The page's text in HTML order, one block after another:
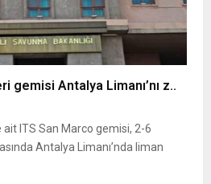
gemisi Antalya Limanı’nı z..
ait ITS San Marco gemisi, 2-6
Antalya Limanı’nda liman